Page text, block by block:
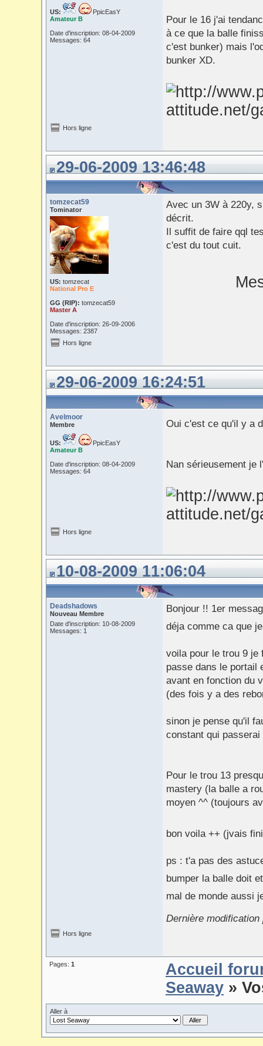
US:
PpicEasY
Amateur B
Date d'inscription: 08-04-2009
Messages: 64
Pour le 16 j'ai
à ce que la balle
c'est bunker) mais
bunker XD.
Hors ligne
29-06-2009 13:46:48
tomzecat59
Tominator
US: tomzecat
National Pro E
GG (RIP): tomzecat59
Master A
Date d'inscription: 26-09-2006
Messages: 2387
Avec un 3W à 220y,
décrit.
Il suffit de faire qql
c'est du tout cuit.
Hors ligne
29-06-2009 16:24:51
Avelmoor
Membre
US:
PpicEasY
Amateur B
Date d'inscription: 08-04-2009
Messages: 64
Oui c'est ce qu'il y a
Nan sérieusement je
Hors ligne
10-08-2009 11:06:04
Deadshadows
Nouveau Membre
Date d'inscription: 10-08-2009
Messages: 1
Bonjour !! 1er
déja comme ca que
voila pour le trou 9 je
passe dans le portail
avant en fonction du
(des fois y a des
sinon je pense qu'il
constant qui passerai
Pour le trou 13
mastery (la balle a
moyen ^^ (toujours
bon voila ++ (jvais
ps : t'a pas des
bumper la balle doit
mal de monde aussi
Dernière modification
Hors ligne
Pages: 1
Accueil
Seaway »
Aller à